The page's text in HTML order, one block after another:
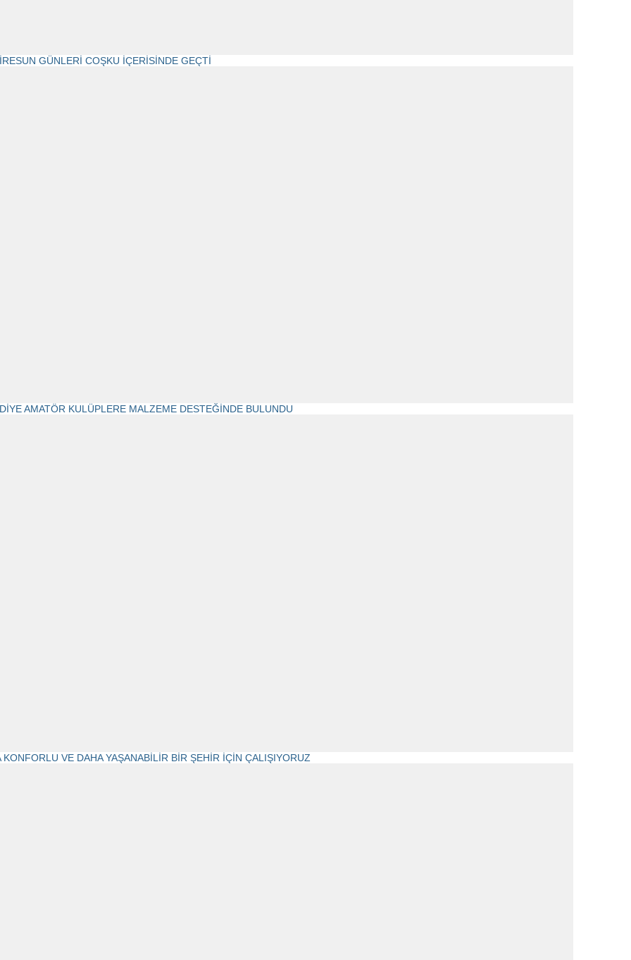
GÜNLERİ COŞKU İÇERİSİNDE GEÇTİ
AMATÖR KULÜPLERE MALZEME DESTEĞİNDE BULUNDU
KONFORLU VE DAHA YAŞANABİLİR BİR ŞEHİR İÇİN ÇALIŞIYORUZ